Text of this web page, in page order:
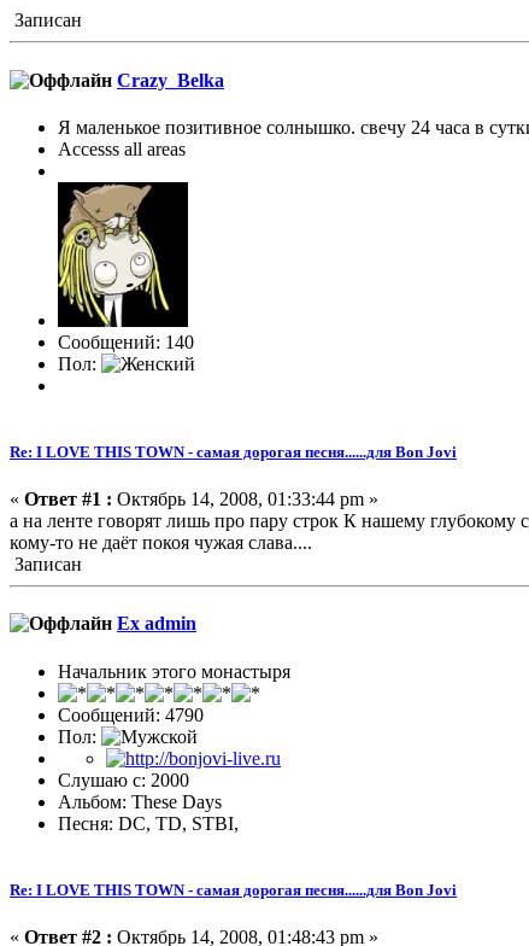
Записан
Crazy_Belka
Я маленькое позитивное солнышко. свечу 24 часа в
Accesss all areas
Сообщений: 140
Пол:
Re: I LOVE THIS TOWN - самая дорогая песня......для Bon Jovi
« Ответ #1 : Октябрь 14, 2008, 01:33:44 pm »
а на ленте говорят лишь про пару строк К нашему
кому-то не даёт покоя чужая слава....
Записан
Ex admin
Начальник этого монастыря
Сообщений: 4790
Пол:
Слушаю с: 2000
Альбом: These Days
Песня: DC, TD, STBI,
Re: I LOVE THIS TOWN - самая дорогая песня......для Bon Jovi
« Ответ #2 : Октябрь 14, 2008, 01:48:43 pm »